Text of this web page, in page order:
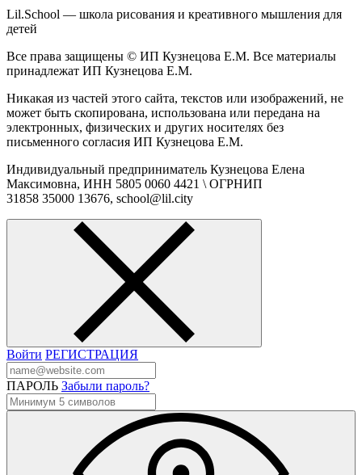
Lil.School — школа рисования и креативного мышления для
детей
Все права защищены © ИП Кузнецова Е.М. Все материалы
принадлежат ИП Кузнецова Е.М.
Никакая из частей этого сайта, текстов или изображений, не
может быть скопирована, использована или передана на
электронных, физических и других носителях без
письменного согласия ИП Кузнецова Е.М.
Индивидуальный предприниматель Кузнецова Елена
Максимовна, ИНН 5805 0060 4421 \ ОГРНИП
31858 35000 13676, school@lil.city
Войти РЕГИСТРАЦИЯ
ПАРОЛЬ Забыли пароль?